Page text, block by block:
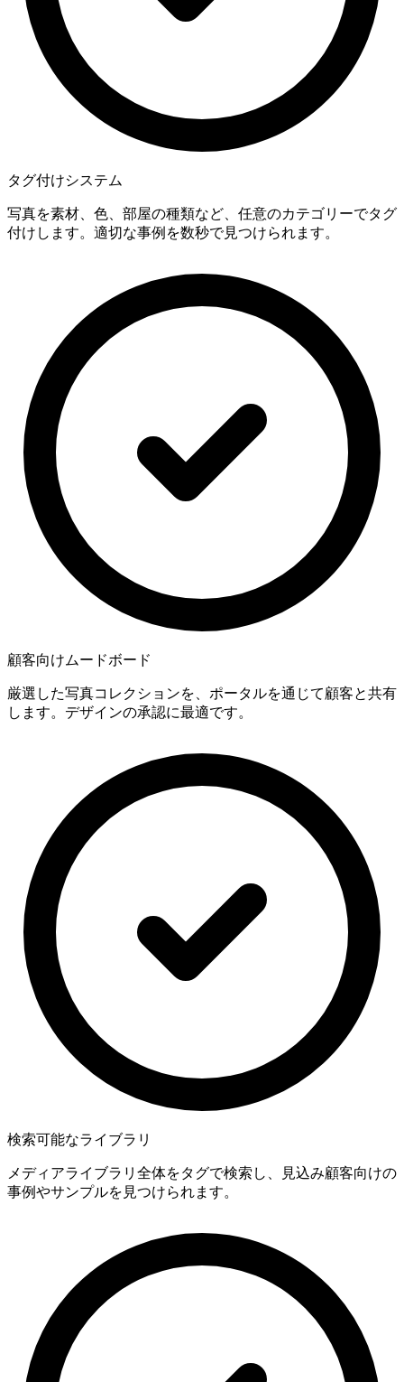
タグ付けシステム
写真を素材、色、部屋の種類など、任意のカテゴリーでタグ
付けします。適切な事例を数秒で見つけられます。
顧客向けムードボード
厳選した写真コレクションを、ポータルを通じて顧客と共有
します。デザインの承認に最適です。
検索可能なライブラリ
メディアライブラリ全体をタグで検索し、見込み顧客向けの
事例やサンプルを見つけられます。